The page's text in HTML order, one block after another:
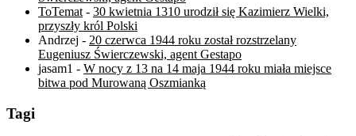
ToTemat - 30 kwietnia 1310 urodził się Kazimierz Wielki,
przyszły król Polski
Andrzej - 20 czerwca 1944 roku został rozstrzelany
Eugeniusz Świerczewski, agent Gestapo
jasam1 - W nocy z 13 na 14 maja 1944 roku miała miejsce
bitwa pod Murowaną Oszmianką
Tagi